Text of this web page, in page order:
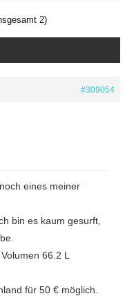
2)
#309054
eines meiner
bin es kaum gesurft,
66.2 L
für 50 € möglich.